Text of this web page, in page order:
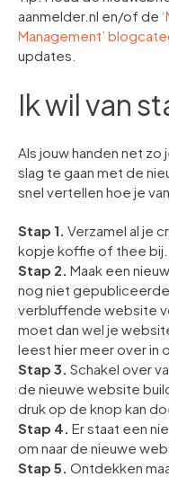
aanmelder.nl en/of de
Management’
updates.
Ik wil van
Als jouw handen net zo
slag te gaan met de
snel vertellen hoe je
Stap 1. Verzamel al je
kopje koffie of thee bij.
Stap 2. Maak een
nog niet
verbluffende website
moet dan wel je
leest hier meer over in
Stap 3. Schakel over
de nieuwe website
druk op de knop kan
Stap 4. Er staat een
om naar de nieuwe
Stap 5. Ontdekken